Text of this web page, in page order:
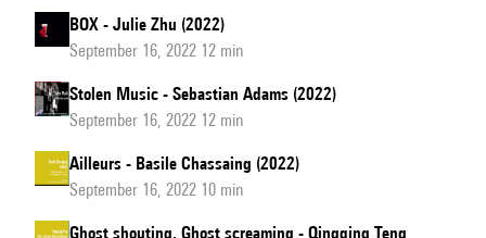
BOX - Julie Zhu (2022)
September 16, 2022 12 min
Stolen Music - Sebastian Adams (2022)
September 16, 2022 12 min
Ailleurs - Basile Chassaing (2022)
September 16, 2022 10 min
Ghost shouting, Ghost screaming - Qingqing Teng